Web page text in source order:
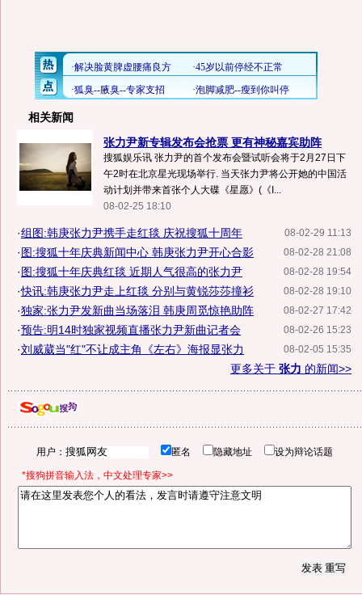
相关新闻
张力尹新专辑发布会抢票 更有神秘嘉宾助阵
搜狐娱乐讯 张力尹的首个发布会暨试听会将于2月27日下
午2时在北京星光现场举行. 当天张力尹将公开她的中国活
动计划并带来首张个人大碟《星愿》(《I...
08-02-25 18:10
08-02-29 11:13
·组图:韩庚张力尹携手走红毯 庆祝搜狐十周年
08-02-28 21:08
·图:搜狐十年庆典新闻中心 韩庚张力尹开心合影
08-02-28 19:54
·图:搜狐十年庆典红毯 近期人气很高的张力尹
08-02-28 19:10
·快讯:韩庚张力尹走上红毯 分别与黄锐莎莎撞衫
08-02-27 17:42
·独家:张力尹发新曲当场落泪 韩庚周觅惊艳助阵
08-02-26 15:23
·预告:明14时独家视频直播张力尹新曲记者会
08-02-05 15:35
·刘威葳当"红"不让成主角《左右》海报显张力
更多关于 张力 的新闻>>
用户： 匿名 隐藏地址 设为辩论话题
*搜狗拼音输入法，中文处理专家>>